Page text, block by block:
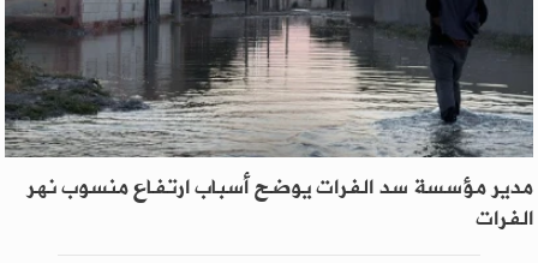
مدير مؤسسة سد الفرات يوضح أسباب ارتفاع منسوب نهر
الفرات